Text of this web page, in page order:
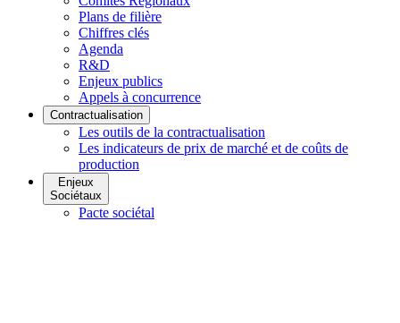
Plans de filière
Chiffres clés
Agenda
R&D
Enjeux publics
Appels à concurrence
Contractualisation
Les outils de la contractualisation
Les indicateurs de prix de marché et de coûts de
production
Enjeux
Sociétaux
Pacte sociétal